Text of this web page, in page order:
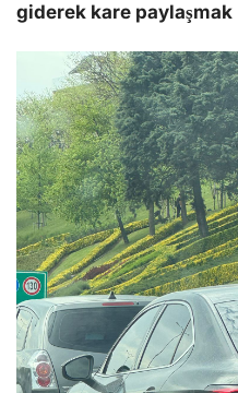
giderek kare paylaşmak